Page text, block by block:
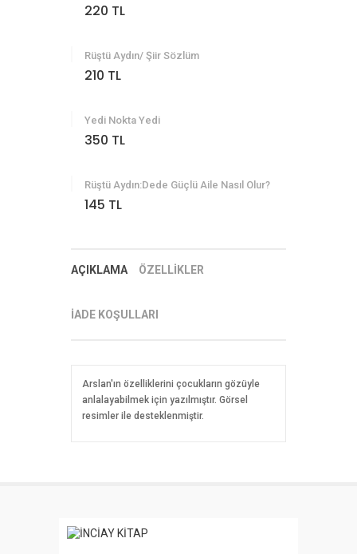
220 TL
Rüştü Aydın/ Şiir Sözlüm
210 TL
Yedi Nokta Yedi
350 TL
Rüştü Aydın:Dede Güçlü Aile Nasıl Olur?
145 TL
AÇIKLAMA ÖZELLİKLER
İADE KOŞULLARI
Arslan'ın özelliklerini çocukların gözüyle
anlalayabilmek için yazılmıştır. Görsel
resimler ile desteklenmiştir.